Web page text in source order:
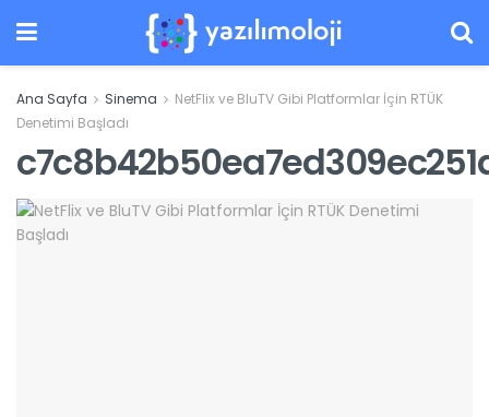
Ana Sayfa Sinema
NetFlix ve BluTV Gibi Platformlar İçin RTÜK
Denetimi Başladı